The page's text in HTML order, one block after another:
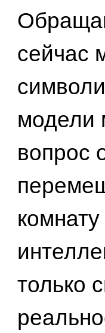
сейчас
модели
вопрос
только